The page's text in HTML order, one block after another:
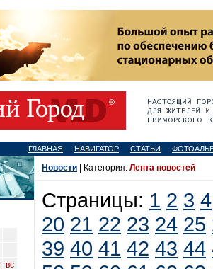
ГЛАВНАЯ НАВИГАТОР СТАТЬИ
вс
Новости | Категория: Лента новостей
Страницы: 1 2 3 4
20 21 22 23 24 25
39 40 41 42 43 44